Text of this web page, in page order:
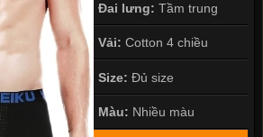
Đai lưng: Tầm trung
Vải: Cotton 4 chiều
Size: Đủ size
Màu: Nhiều màu